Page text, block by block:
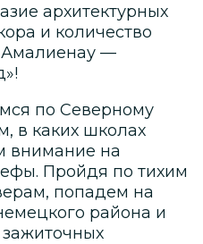
архитектурных
и количество
Амалиенау —
по Северному
в каких школах
внимание на
Пройдя по тихим
попадем на
района и